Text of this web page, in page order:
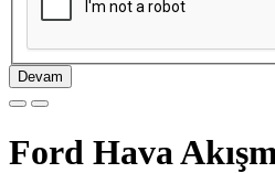
Devam
Ford Hava